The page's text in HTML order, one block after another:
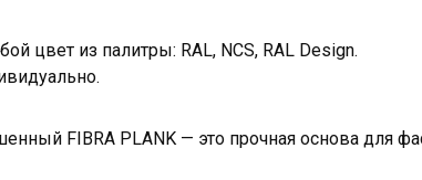
цвет из палитры: RAL, NCS, RAL Design.
FIBRA PLANK — это прочная основа для